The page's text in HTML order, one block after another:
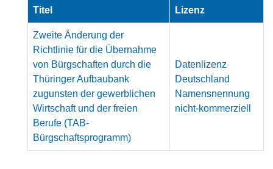
Titel Lizenz
Zweite Änderung der
Richtlinie für die Übernahme
von Bürgschaften durch die
Thüringer Aufbaubank
zugunsten der gewerblichen
Wirtschaft und der freien
Berufe (TAB-
Bürgschaftsprogramm)
Datenlizenz
Deutschland
Namensnennung
nicht-kommerziell